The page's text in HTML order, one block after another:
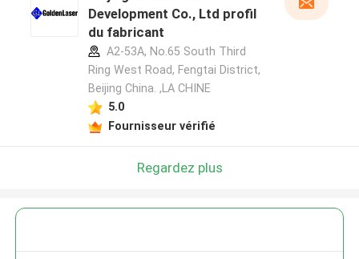
Development Co., Ltd profil
du fabricant
A2-53A, No.65 South Third
Ring West Road, Fengtai District,
Beijing China. ,LA CHINE
5.0
Fournisseur vérifié
Regardez plus